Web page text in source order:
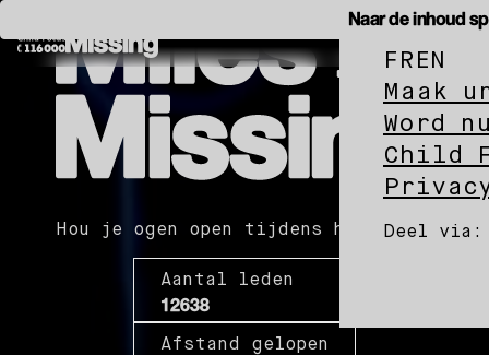
Naar de inhoud
Child
Focus
Miles
for
the
Missing
FREN
Maak
Word
Child
Deel via:
Focus
on
the
Missing
Hou je ogen open tijdens het lopen
Aantal leden
12638
Afstand gelopen